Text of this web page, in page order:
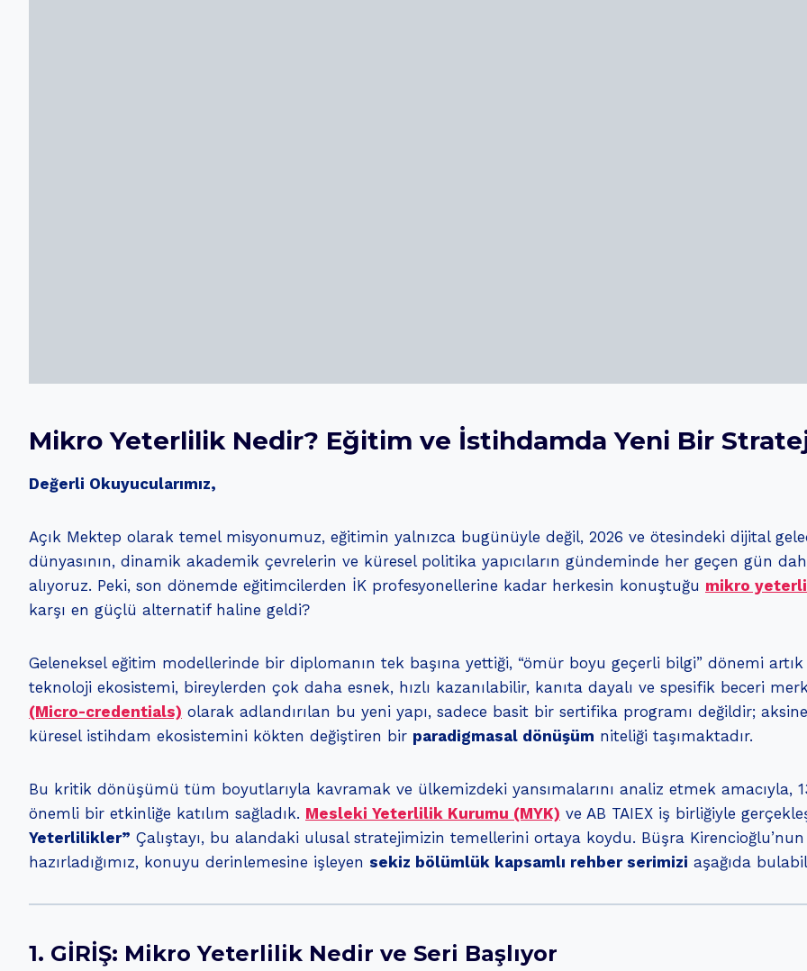
Mikro Yeterlilik Nedir? Eğitim ve İstihdamda Yeni Bir
Değerli Okuyucularımız,
Açık Mektep olarak temel misyonumuz, eğitimin yalnızca bugünüyle değil, 2026 ve ötesindeki dijital
dünyasının, dinamik akademik çevrelerin ve küresel politika yapıcıların gündeminde her geçen gün
alıyoruz. Peki, son dönemde eğitimcilerden İK profesyonellerine kadar herkesin konuştuğu mikro
karşı en güçlü alternatif haline geldi?
Geleneksel eğitim modellerinde bir diplomanın tek başına yettiği, “ömür boyu geçerli bilgi” dönemi
teknoloji ekosistemi, bireylerden çok daha esnek, hızlı kazanılabilir, kanıta dayalı ve spesifik beceri
(Micro-credentials) olarak adlandırılan bu yeni yapı, sadece basit bir sertifika programı değildir; aksine
küresel istihdam ekosistemini kökten değiştiren bir paradigmasal dönüşüm niteliği taşımaktadır.
Bu kritik dönüşümü tüm boyutlarıyla kavramak ve ülkemizdeki yansımalarını analiz etmek amacıyla,
önemli bir etkinliğe katılım sağladık. Mesleki Yeterlilik Kurumu (MYK) ve AB TAIEX iş birliğiyle
Yeterlilikler” Çalıştayı, bu alandaki ulusal stratejimizin temellerini ortaya koydu. Büşra
hazırladığımız, konuyu derinlemesine işleyen sekiz bölümlük kapsamlı rehber serimizi aşağıda
1. GİRİŞ: Mikro Yeterlilik Nedir ve Seri Başlıyor